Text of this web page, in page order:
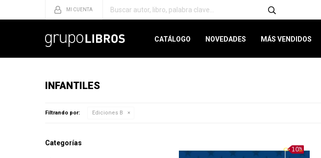
CATÁLOGO NOVEDADES MÁS VENDIDOS
INFANTILES
Filtrando por: Ediciones B
Categorías